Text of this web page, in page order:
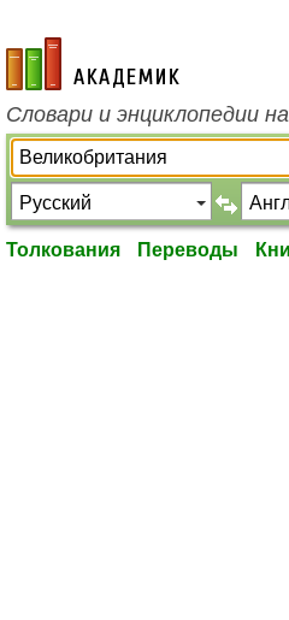
academic.ru
Словари и энциклопедии
Толкования Переводы